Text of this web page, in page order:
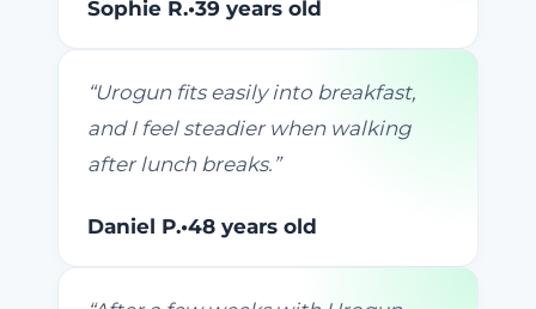
Sophie R.•39 years old
“Urogun fits easily into breakfast,
and I feel steadier when walking
after lunch breaks. ”
Daniel P.•48 years old